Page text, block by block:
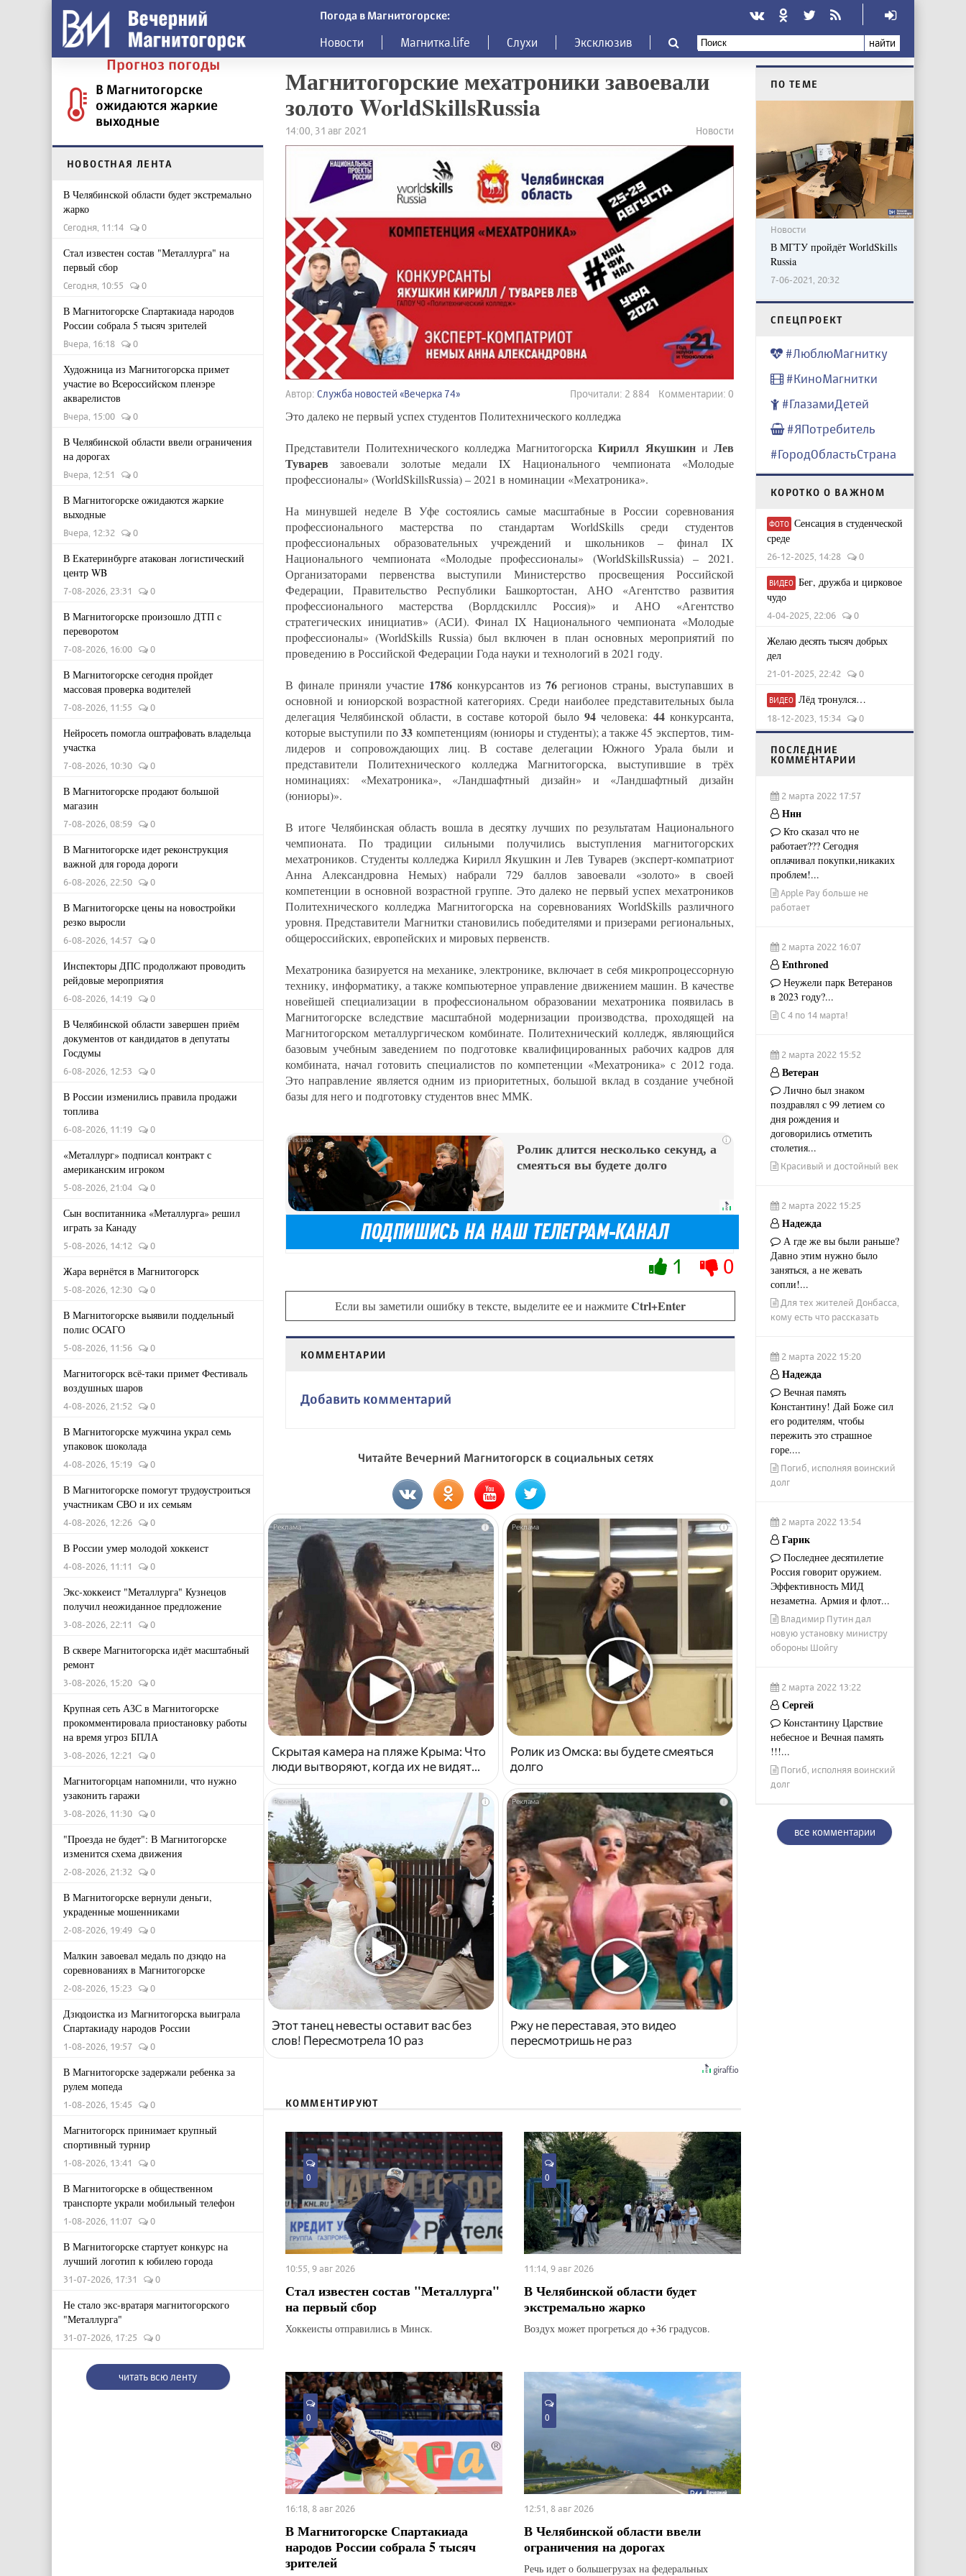
Погода в Магнитогорске:
Новости Магнитка.life Слухи Эксклюзив найти
Прогноз погоды
В Магнитогорске
ожидаются жаркие
выходные
НОВОСТНАЯ ЛЕНТА
В Челябинской области будет экстремально
жарко
Сегодня, 11:14 0
Стал известен состав "Металлурга" на
первый сбор
Сегодня, 10:55 0
В Магнитогорске Спартакиада народов
России собрала 5 тысяч зрителей
Вчера, 16:18 0
Художница из Магнитогорска примет
участие во Всероссийском пленэре
акварелистов
Вчера, 15:00 0
В Челябинской области ввели ограничения
на дорогах
Вчера, 12:51 0
В Магнитогорске ожидаются жаркие
выходные
Вчера, 12:32 0
В Екатеринбурге атакован логистический
центр WB
7-08-2026, 23:31 0
В Магнитогорске произошло ДТП с
переворотом
7-08-2026, 16:00 0
В Магнитогорске сегодня пройдет
массовая проверка водителей
7-08-2026, 11:55 0
Нейросеть помогла оштрафовать владельца
участка
7-08-2026, 10:30 0
В Магнитогорске продают большой
магазин
7-08-2026, 08:59 0
В Магнитогорске идет реконструкция
важной для города дороги
6-08-2026, 22:50 0
В Магнитогорске цены на новостройки
резко выросли
6-08-2026, 14:57 0
Инспекторы ДПС продолжают проводить
рейдовые мероприятия
6-08-2026, 14:19 0
В Челябинской области завершен приём
документов от кандидатов в депутаты
Госдумы
6-08-2026, 12:53 0
В России изменились правила продажи
топлива
6-08-2026, 11:19 0
«Металлург» подписал контракт с
американским игроком
5-08-2026, 21:04 0
Сын воспитанника «Металлурга» решил
играть за Канаду
5-08-2026, 14:12 0
Жара вернётся в Магнитогорск
5-08-2026, 12:30 0
В Магнитогорске выявили поддельный
полис ОСАГО
5-08-2026, 11:56 0
Магнитогорск всё-таки примет Фестиваль
воздушных шаров
4-08-2026, 21:52 0
В Магнитогорске мужчина украл семь
упаковок шоколада
4-08-2026, 15:19 0
В Магнитогорске помогут трудоустроиться
участникам СВО и их семьям
4-08-2026, 12:26 0
В России умер молодой хоккеист
4-08-2026, 11:11 0
Экс-хоккеист "Металлурга" Кузнецов
получил неожиданное предложение
3-08-2026, 22:11 0
В сквере Магнитогорска идёт масштабный
ремонт
3-08-2026, 15:20 0
Крупная сеть АЗС в Магнитогорске
прокомментировала приостановку работы
на время угроз БПЛА
3-08-2026, 12:21 0
Магнитогорцам напомнили, что нужно
узаконить гаражи
3-08-2026, 11:30 0
"Проезда не будет": В Магнитогорске
изменится схема движения
2-08-2026, 21:32 0
В Магнитогорске вернули деньги,
украденные мошенниками
2-08-2026, 19:49 0
Малкин завоевал медаль по дзюдо на
соревнованиях в Магнитогорске
2-08-2026, 15:23 0
Дзюдоистка из Магнитогорска выиграла
Спартакиаду народов России
1-08-2026, 19:57 0
В Магнитогорске задержали ребенка за
рулем мопеда
1-08-2026, 15:45 0
Магнитогорск принимает крупный
спортивный турнир
1-08-2026, 13:41 0
В Магнитогорске в общественном
транспорте украли мобильный телефон
1-08-2026, 11:07 0
В Магнитогорске стартует конкурс на
лучший логотип к юбилею города
31-07-2026, 17:31 0
Не стало экс-вратаря магнитогорского
"Металлурга"
31-07-2026, 17:25 0
читать всю ленту
Магнитогорские мехатроники завоевали
золото WorldSkillsRussia
14:00, 31 авг 2021 Новости
Автор: Служба новостей «Вечерка 74» Прочитали: 2 884 Комментарии: 0
Это далеко не первый успех студентов Политехнического колледжа
Представители Политехнического колледжа МагнитогорскаКирилл Якушкини Лев
Туварев завоевали золотые медали IX Национального чемпионата «Молодые
профессионалы» (WorldSkillsRussia) – 2021 в номинации «Мехатроника».
На минувшей неделе В Уфе состоялись самые масштабные в России соревнования
профессионального мастерства по стандартам WorldSkills среди студентов
профессиональных образовательных учреждений и школьников – финал IX
Национального чемпионата «Молодые профессионалы» (WorldSkillsRussia) – 2021.
Организаторами первенства выступили Министерство просвещения Российской
Федерации, Правительство Республики Башкортостан, АНО «Агентство развития
профессионального мастерства (Ворлдскиллс Россия)» и АНО «Агентство
стратегических инициатив» (АСИ). Финал IX Национального чемпионата «Молодые
профессионалы» (WorldSkills Russia) был включен в план основных мероприятий по
проведению в Российской Федерации Года науки и технологий в 2021 году.
В финале приняли участие 1786 конкурсантов из 76регионов страны, выступавших в
основной и юниорской возрастной категориях. Среди наиболее представительных была
делегация Челябинской области, в составе которой было 94человека: 44 конкурсанта,
которые выступили по33 компетенциям (юниоры и студенты); а также 45 экспертов, тим-
лидеров и сопровождающих лиц. В составе делегации Южного Урала были и
представители Политехнического колледжа Магнитогорска, выступившие в трёх
номинациях: «Мехатроника», «Ландшафтный дизайн» и «Ландшафтный дизайн
(юниоры)».
В итоге Челябинская область вошла в десятку лучших по результатам Национального
чемпионата. По традиции сильными получились выступления магнитогорских
мехатроников. Студенты колледжа Кирилл Якушкин и Лев Туварев (эксперт-компатриот
Анна Александровна Немых) набрали 729 баллов завоевали «золото» в своей
компетенции в основной возрастной группе. Это далеко не первый успех мехатроников
Политехнического колледжа Магнитогорска на соревнованиях WorldSkills различного
уровня. Представители Магнитки становились победителями и призерами региональных,
общероссийских, европейских и мировых первенств.
Мехатроника базируется на механике, электронике, включает в себя микропроцессорную
технику, информатику, а также компьютерное управление движением машин. В качестве
новейшей специализации в профессиональном образовании мехатроника появилась в
Магнитогорске вследствие масштабной модернизации производства, проходящей на
Магнитогорском металлургическом комбинате. Политехнический колледж, являющийся
базовым учебным заведением по подготовке квалифицированных рабочих кадров для
комбината, начал готовить специалистов по компетенции «Мехатроника» с 2012 года.
Это направление является одним из приоритетных, большой вклад в создание учебной
базы для него и подготовку студентов внес ММК.
i
Ролик длится несколько секунд, а
смеяться вы будете долго
1 0
Если вы заметили ошибку в тексте, выделите ее и нажмитеCtrl+Enter
КОММЕНТАРИИ
Добавить комментарий
Читайте Вечерний Магнитогорск в социальных сетях
i
Скрытая камера на пляже Крыма: Что
люди вытворяют, когда их не видят...
i
Ролик из Омска: вы будете смеяться
долго
i
Этот танец невесты оставит вас без
слов! Пересмотрела 10 раз
i
Ржу не переставая, это видео
пересмотришь не раз
КОММЕНТИРУЮТ
0
10:55, 9 авг 2026
Стал известен состав "Металлурга"
на первый сбор
Хоккеисты отправились в Минск.
0
11:14, 9 авг 2026
В Челябинской области будет
экстремально жарко
Воздух может прогреться до +36 градусов.
0
16:18, 8 авг 2026
В Магнитогорске Спартакиада
народов России собрала 5 тысяч
зрителей
0
12:51, 8 авг 2026
В Челябинской области ввели
ограничения на дорогах
Речь идет о большегрузах на федеральных
ПО ТЕМЕ
Новости
В МГТУ пройдёт WorldSkills
Russia
7-06-2021, 20:32
CПЕЦПРОЕКТ
#ЛюблюМагнитку
#КиноМагнитки
#ГлазамиДетей
#ЯПотребитель
#ГородОбластьСтрана
КОРОТКО О ВАЖНОМ
ФОТО Сенсация в студенческой
среде
26-12-2025, 14:28 0
ВИДЕО Бег, дружба и цирковое
чудо
4-04-2025, 22:06 0
Желаю десять тысяч добрых
дел
21-01-2025, 22:42 0
ВИДЕО Лёд тронулся…
18-12-2023, 15:34 0
ПОСЛЕДНИЕ
КОММЕНТАРИИ
2 марта 2022 17:57
Ннн
Кто сказал что не
работает??? Сегодня
оплачивал покупки,никаких
проблем!...
Apple Pay больше не
работает
2 марта 2022 16:07
Enthroned
Неужели парк Ветеранов
в 2023 году?...
С 4 по 14 марта!
2 марта 2022 15:52
Ветеран
Лично был знаком
поздравлял с 99 летием со
дня рождения и
договорились отметить
столетия...
Красивый и достойный век
2 марта 2022 15:25
Надежда
А где же вы были раньше?
Давно этим нужно было
заняться, а не жевать
сопли!...
Для тех жителей Донбасса,
кому есть что рассказать
2 марта 2022 15:20
Надежда
Вечная память
Константину! Дай Боже сил
его родителям, чтобы
пережить это страшное
горе....
Погиб, исполняя воинский
долг
2 марта 2022 13:54
Гарик
Последнее десятилетие
Россия говорит оружием.
Эффективность МИД
незаметна. Армия и флот...
Владимир Путин дал
новую установку министру
обороны Шойгу
2 марта 2022 13:22
Сергей
Константину Царствие
небесное и Вечная память
!!!...
Погиб, исполняя воинский
долг
все комментарии